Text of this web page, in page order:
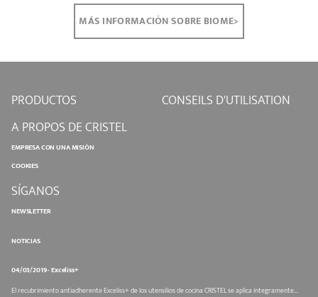
MÁS INFORMACIÓN SOBRE BIOME>
PRODUCTOS
CONSEILS D'UTILISATION
A PROPOS DE CRISTEL
EMPRESA CON UNA MISIÓN
COOKIES
SÍGANOS
NEWSLETTER
NOTICIAS
04/03/2019 - Exceliss+
El recubrimiento antiadherente Exceliss+ de los utensilios de cocina CRISTEL se aplica íntegramente...